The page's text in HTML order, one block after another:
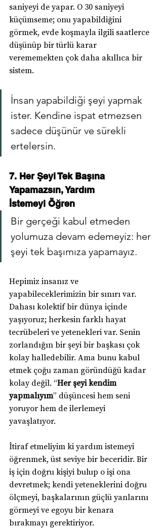
saniyeyi de yapar. O 30 saniyeyi
küçümseme; onu yapabildiğini
görmek, evde koşmayla ilgili saatlerce
düşünüp bir türlü karar
verememekten çok daha akıllıca bir
sistem.
İnsan yapabildiği şeyi yapmak
ister. Kendine ispat etmezsen
sadece düşünür ve sürekli
ertelersin.
7. Her Şeyi Tek Başına
Yapamazsın, Yardım
İstemeyi Öğren
Bir gerçeği kabul etmeden
yolumuza devam edemeyiz: her
şeyi tek başımıza yapamayız.
Hepimiz insanız ve
yapabileceklerimizin bir sınırı var.
Dahası kolektif bir dünya içinde
yaşıyoruz; herkesin farklı hayat
tecrübeleri ve yetenekleri var. Senin
zorlandığın bir şeyi bir başkası çok
kolay halledebilir. Ama bunu kabul
etmek çoğu zaman göründüğü kadar
kolay değil. “Her şeyi kendim
yapmalıyım” düşüncesi hem seni
yoruyor hem de ilerlemeyi
yavaşlatıyor.
İtiraf etmeliyim ki yardım istemeyi
öğrenmek, üst seviye bir beceridir. Bir
iş için doğru kişiyi bulup o işi ona
devretmek; kendi yeteneklerini doğru
ölçmeyi, başkalarının güçlü yanlarını
görmeyi ve egoyu bir kenara
bırakmayı gerektiriyor.